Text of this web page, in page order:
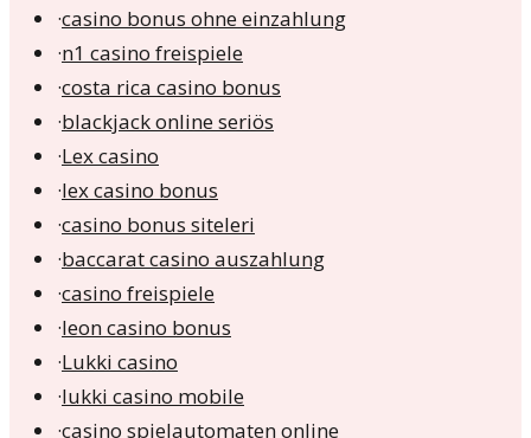
·casino bonus ohne einzahlung
·n1 casino freispiele
·costa rica casino bonus
·blackjack online seriös
·Lex casino
·lex casino bonus
·casino bonus siteleri
·baccarat casino auszahlung
·casino freispiele
·leon casino bonus
·Lukki casino
·lukki casino mobile
·casino spielautomaten online